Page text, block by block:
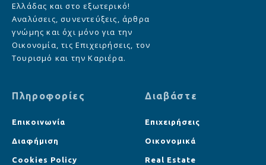
Ελλάδας και στο εξωτερικό!
Αναλύσεις, συνεντεύξεις, άρθρα
γνώμης και όχι μόνο για την
Οικονομία, τις Επιχειρήσεις, τον
Τουρισμό και την Καριέρα.
Πληροφορίες
Επικοινωνία
Διαφήμιση
Cookies Policy
Διαβάστε
Επιχειρήσεις
Οικονομικά
Real Estate